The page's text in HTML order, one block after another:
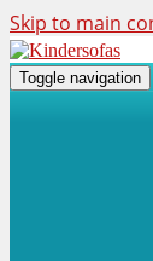
Skip to main
Toggle navigation